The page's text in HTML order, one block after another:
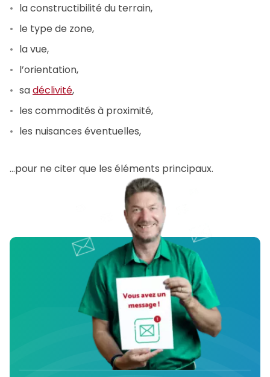
la constructibilité du terrain,
le type de zone,
la vue,
l’orientation,
sadéclivité,
les commodités à proximité,
les nuisances éventuelles,
…pour ne citer que les éléments principaux.